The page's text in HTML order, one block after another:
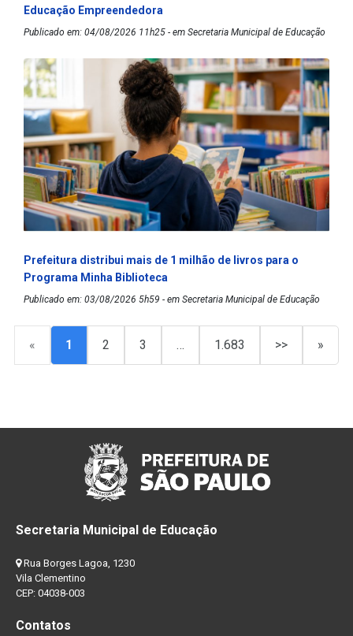
Educação Empreendedora
Publicado em: 04/08/2026 11h25 - em Secretaria Municipal de Educação
Prefeitura distribui mais de 1 milhão de livros para o
Programa Minha Biblioteca
Publicado em: 03/08/2026 5h59 - em Secretaria Municipal de Educação
« 1 2 3 … 1.683 >> »
Secretaria Municipal de Educação
Rua Borges Lagoa, 1230
Vila Clementino
CEP: 04038-003
Contatos